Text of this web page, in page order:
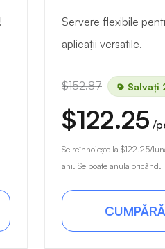
Servere flexibile
aplicații versatile.
$152.87 Salvați
$122.25 /
Se reînnoiește la $122.25/
ani. Se poate anula oricând.
CUMPĂRĂ